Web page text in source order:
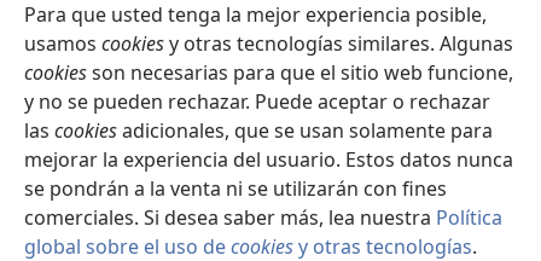
Para que usted tenga la mejor experiencia posible,
usamos cookiesy otras tecnologías similares. Algunas
cookiesson necesarias para que el sitio web funcione,
y no se pueden rechazar. Puede aceptar o rechazar
las cookiesadicionales, que se usan solamente para
mejorar la experiencia del usuario. Estos datos nunca
se pondrán a la venta ni se utilizarán con fines
comerciales. Si desea saber más, lea nuestra Política
global sobre el uso decookiesy otras tecnologías.
dicho: ‘¡Mira! Yo derroté * a Edom’. t Por eso tu
corazón se ha vuelto arrogante y quiere recibir
gloria. Pero ahora quédate en tu casa.
¿Para qué
vas a provocar una desgracia y arrastrar a Judá
contigo cuando caigas?”.
20 Pero Amasías no hizo caso, u pues esa era la
voluntad del Dios verdadero, quien quiso
entregarlos en manos del enemigo v por haber